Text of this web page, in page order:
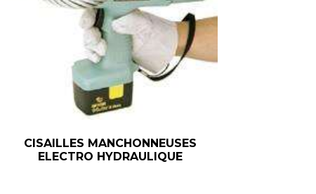
CISAILLES MANCHONNEUSES
ELECTRO HYDRAULIQUE